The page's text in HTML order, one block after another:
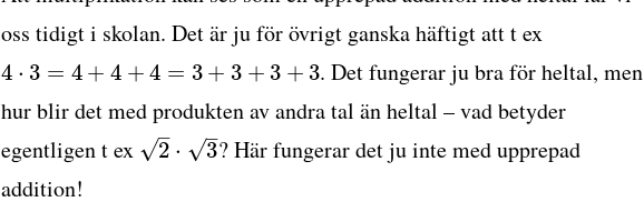
oss tidigt i skolan. Det är ju för övrigt ganska häftigt att t ex
4 ⋅ 3 = 4 + 4 + 4 = 3 + 3 + 3 + 3. Det fungerar ju bra för heltal, men
hur blir det med produkten av andra tal än heltal – vad betyder
egentligen t ex
2
–
√ ⋅ 3
–
√ ? Här fungerar det ju inte med upprepad
addition!